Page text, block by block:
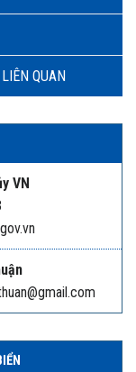
QUAN
VN